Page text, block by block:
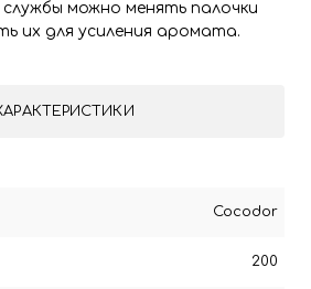
службы можно менять палочки
их для усиления аромата.
Cocodor
200